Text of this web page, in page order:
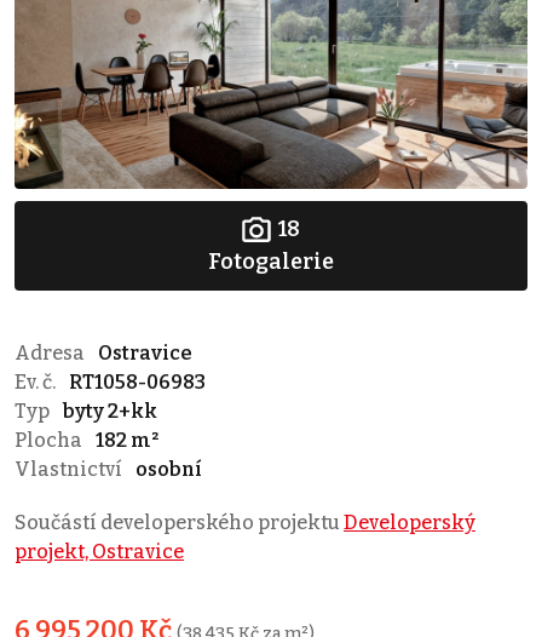
18
Fotogalerie
Adresa
Ostravice
Ev. č.
RT1058-06983
Typ byty 2+kk
Plocha
182 m²
Vlastnictví
osobní
Součástí developerského projektu Developerský
projekt, Ostravice